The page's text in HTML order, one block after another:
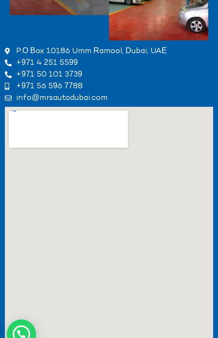
P.O Box 10186 Umm Ramool, Dubai, UAE
+971 4 251 5599
+971 50 101 3739
+971 56 596 7788
info@mrsautodubai.com